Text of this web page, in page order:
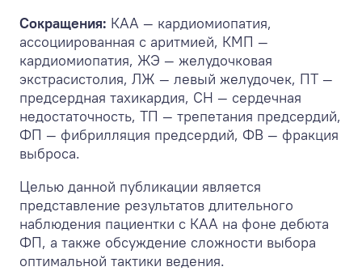
Сокращения: КАА — кардиомиопатия,
ассоциированная с аритмией, КМП —
кардиомиопатия, ЖЭ — желудочковая
экстрасистолия, ЛЖ — левый желудочек, ПТ —
предсердная тахикардия, СН — сердечная
недостаточность, ТП — трепетания предсердий,
ФП — фибрилляция предсердий, ФВ — фракция
выброса.
Целью данной публикации является
представление результатов длительного
наблюдения пациентки с КАА на фоне дебюта
ФП, а также обсуждение сложности выбора
оптимальной тактики ведения.